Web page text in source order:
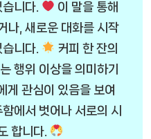
니다.
이 말을 통해
나, 새로운 대화를 시작
니다.
커피 한 잔의
행위 이상을 의미하기
게 관심이 있음을 보여
에서 벗어나 서로의 시
합니다.